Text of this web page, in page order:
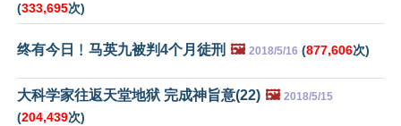
(333,695次)
终有今日﹗马英九被判4个月徒刑 🖼️ 2018/5/16 (877,606次)
大科学家往返天堂地狱 完成神旨意(22) 🖼️ 2018/5/15
(204,439次)